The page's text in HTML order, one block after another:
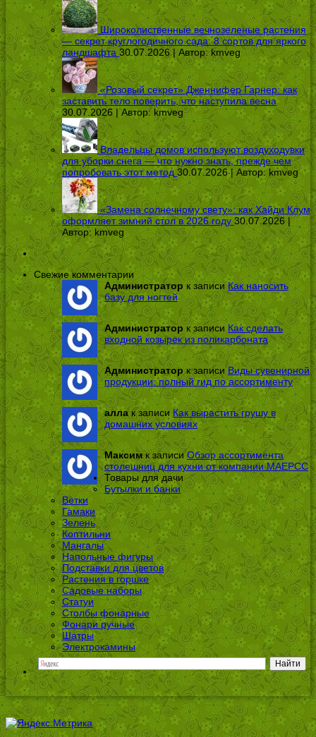
Широколиственные вечнозеленые растения
— секрет круглогодичного сада: 8 сортов для яркого
ландшафта 30.07.2026 | Автор:kmveg
«Розовый секрет» Дженнифер Гарнер: как
заставить тело поверить, что наступила весна
30.07.2026 | Автор: kmveg
Владельцы домов используют воздуходувки
для уборки снега — что нужно знать, прежде чем
попробовать этот метод 30.07.2026 | Автор:kmveg
«Замена солнечному свету»: как Хайди Клум
оформляет зимний стол в 2026 году 30.07.2026 |
Автор: kmveg
Свежие комментарии
Администратор к записи Как наносить
базу для ногтей
Администраторк записи Как сделать
входной козырек из поликарбоната
Администраторк записиВиды сувенирной
продукции: полный гид по ассортименту
аллак записи Как вырастить грушу в
домашних условиях
Максимк записиОбзор ассортимента
столешниц для кухни от компании МАЕРСС
Товары для дачи
Бутылки и банки
Ветки
Гамаки
Зелень
Коптильни
Мангалы
Напольные фигуры
Подставки для цветов
Растения в горшке
Садовые наборы
Статуи
Столбы фонарные
Фонари ручные
Шатры
Электрокамины